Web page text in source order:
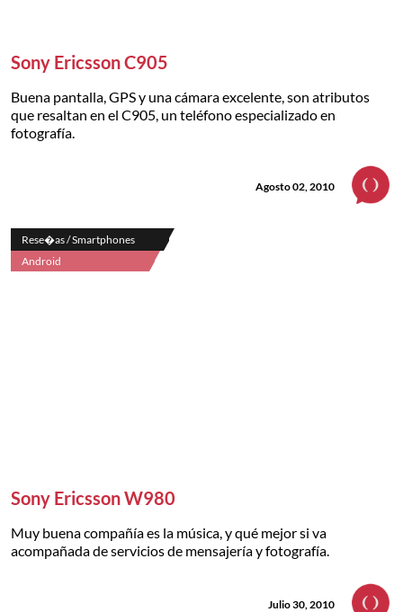
Sony Ericsson C905
Buena pantalla, GPS y una cámara excelente, son atributos
que resaltan en el C905, un teléfono especializado en
fotografía.
Agosto 02, 2010
Rese�as / Smartphones
Android
Sony Ericsson W980
Muy buena compañía es la música, y qué mejor si va
acompañada de servicios de mensajería y fotografía.
Julio 30, 2010